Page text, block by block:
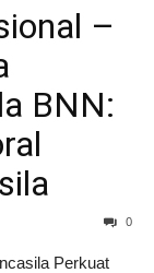
–
BNN:
0
Perkuat